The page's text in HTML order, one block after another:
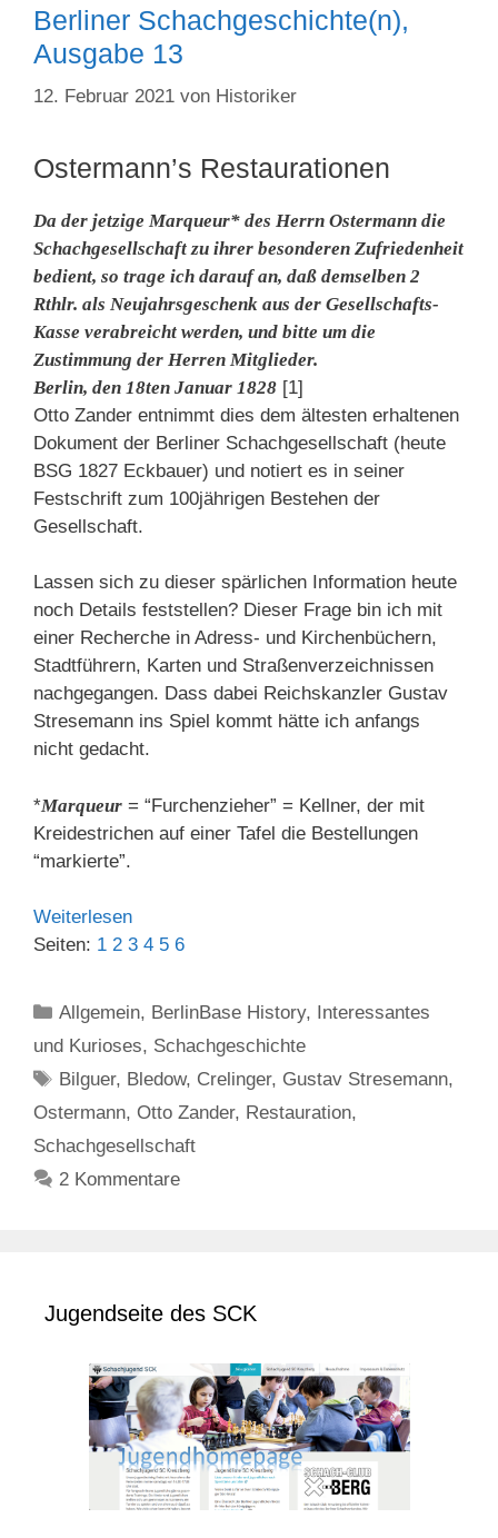
Berliner Schachgeschichte(n),
Ausgabe 13
12. Februar 2021 von Historiker
Ostermann’s Restaurationen
Da der jetzige Marqueur* des Herrn Ostermann die
Schachgesellschaft zu ihrer besonderen Zufriedenheit
bedient, so trage ich darauf an, daß demselben 2
Rthlr. als Neujahrsgeschenk aus der Gesellschafts-
Kasse verabreicht werden, und bitte um die
Zustimmung der Herren Mitglieder.
Berlin, den 18ten Januar 1828 [1]
Otto Zander entnimmt dies dem ältesten erhaltenen
Dokument der Berliner Schachgesellschaft (heute
BSG 1827 Eckbauer) und notiert es in seiner
Festschrift zum 100jährigen Bestehen der
Gesellschaft.
Lassen sich zu dieser spärlichen Information heute
noch Details feststellen? Dieser Frage bin ich mit
einer Recherche in Adress- und Kirchenbüchern,
Stadtführern, Karten und Straßenverzeichnissen
nachgegangen. Dass dabei Reichskanzler Gustav
Stresemann ins Spiel kommt hätte ich anfangs
nicht gedacht.
*Marqueur = “Furchenzieher” = Kellner, der mit
Kreidestrichen auf einer Tafel die Bestellungen
“markierte”.
Weiterlesen
Seiten: 1 2 3 4 5 6
Kategorien
Allgemein, BerlinBase History,
Interessantes
und Kurioses, Schachgeschichte
Schlagwörter
Bilguer, Bledow, Crelinger, Gustav Stresemann,
Ostermann, Otto Zander, Restauration,
Schachgesellschaft
2 Kommentare
Jugendseite des SCK